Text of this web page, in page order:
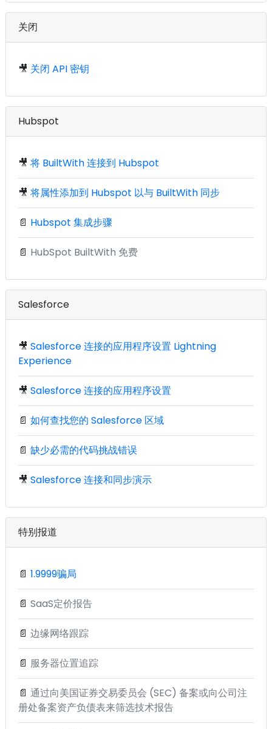
关闭
🎥 关闭 API 密钥
Hubspot
🎥 将 BuiltWith 连接到 Hubspot
🎥 将属性添加到 Hubspot 以与 BuiltWith 同步
📄 Hubspot 集成步骤
📄 HubSpot BuiltWith 免费
Salesforce
🎥 Salesforce 连接的应用程序设置 Lightning
Experience
🎥 Salesforce 连接的应用程序设置
📄 如何查找您的 Salesforce 区域
📄 缺少必需的代码挑战错误
🎥 Salesforce 连接和同步演示
特别报道
📄 1.9999骗局
📄 SaaS定价报告
📄 边缘网络跟踪
📄 服务器位置追踪
📄 通过向美国证券交易委员会 (SEC) 备案或向公司注
册处备案资产负债表来筛选技术报告